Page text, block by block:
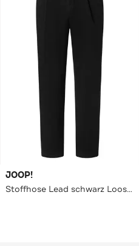
JOOP!
Stoffhose Lead schwarz Loose Fit